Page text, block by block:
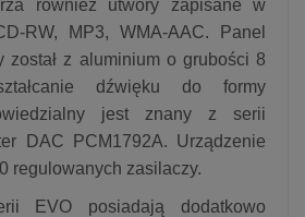
również utwory zapisane w
RW, MP3, WMA-AAC. Panel
został z aluminium o grubości 8
dźwięku do formy
jest znany z serii
DAC PCM1792A. Urządzenie
regulowanych zasilaczy.
EVO posiadają dodatkowo